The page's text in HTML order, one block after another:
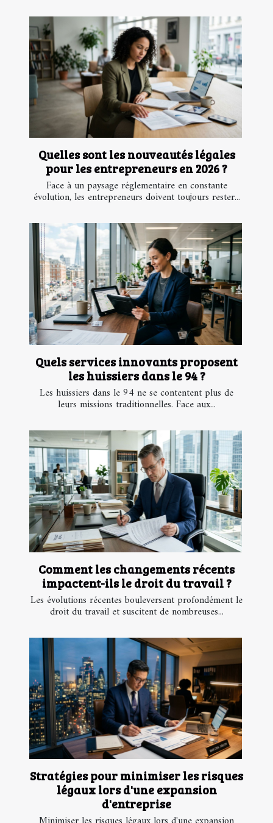
Quelles sont les nouveautés légales
pour les entrepreneurs en 2026 ?
Face à un paysage réglementaire en constante
évolution, les entrepreneurs doivent toujours rester...
Quels services innovants proposent
les huissiers dans le 94 ?
Les huissiers dans le 94 ne se contentent plus de
leurs missions traditionnelles. Face aux...
Comment les changements récents
impactent-ils le droit du travail ?
Les évolutions récentes bouleversent profondément le
droit du travail et suscitent de nombreuses...
Stratégies pour minimiser les risques
légaux lors d'une expansion
d'entreprise